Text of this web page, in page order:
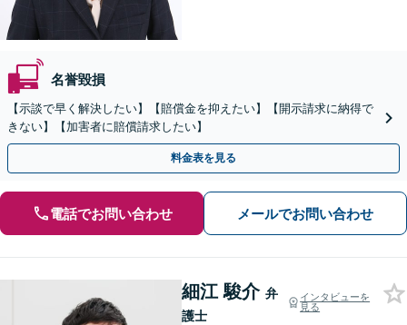
名誉毀損
【示談で早く解決したい】【賠償金を抑えたい】【開示請求に納得で
きない】【加害者に賠償請求したい】
料金表を見る
電話でお問い合わせ メールでお問い合わせ
細江 駿介 弁
護士
インタビューを
見る